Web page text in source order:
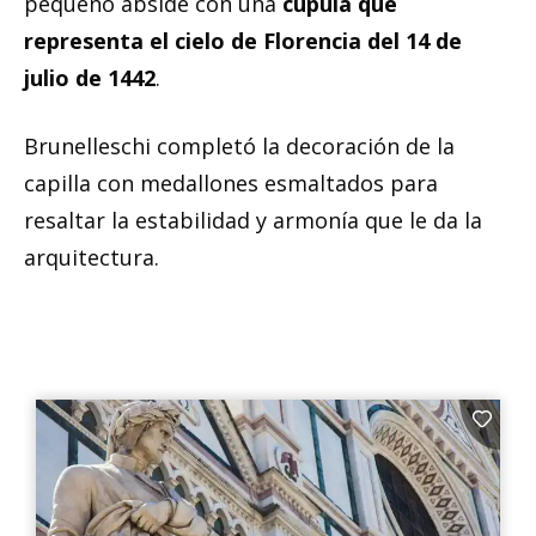
representa el cielo de Florencia del 14 de
julio de 1442.
Brunelleschi completó la decoración de la
capilla con medallones esmaltados para
resaltar la estabilidad y armonía que le da la
arquitectura.